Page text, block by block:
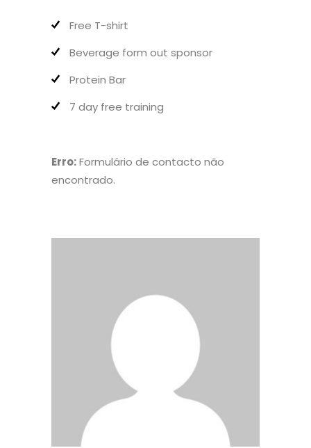
Free T-shirt
Beverage form out sponsor
Protein Bar
7 day free training
Erro:Formulário de contacto não
encontrado.